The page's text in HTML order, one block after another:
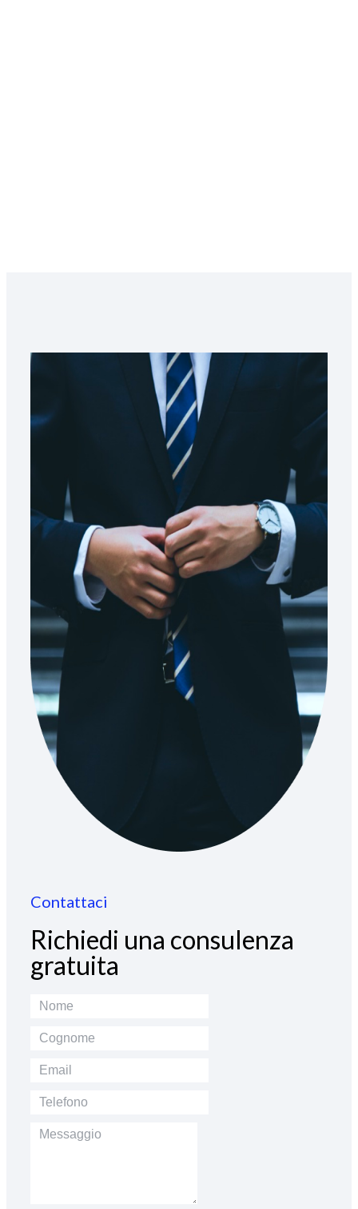
Contattaci
Richiedi una consulenza
gratuita